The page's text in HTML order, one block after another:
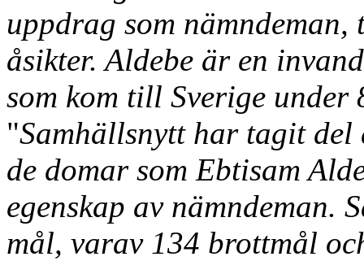
uppdrag som
åsikter. Aldebe är en
som kom till Sverige under
"Samhällsnytt har tagit
de domar som Ebtisam
egenskap av nämndeman.
mål, varav 134 brottmål